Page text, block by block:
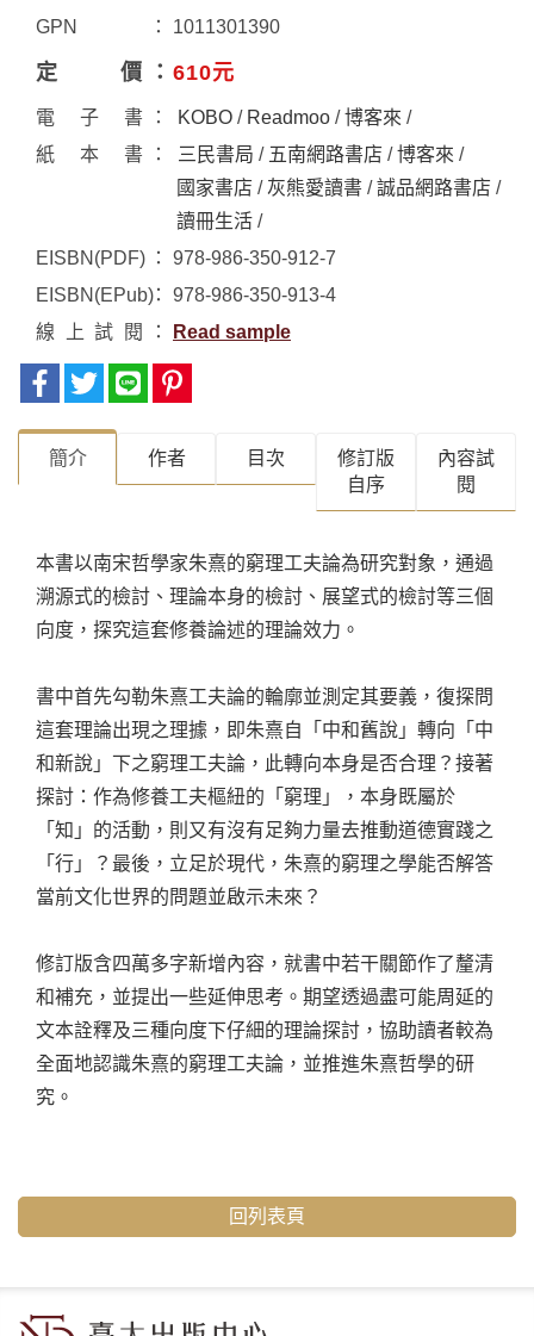
GPN
1011301390
定價 610元
電子書 KOBO / Readmoo /博客來 /
紙本書
三民書局 / 五南網路書店 /博客來 /
國家書店 / 灰熊愛讀書 /誠品網路書店 /
讀冊生活 /
EISBN(PDF)
978-986-350-912-7
EISBN(EPub)
978-986-350-913-4
線上試閱
Read sample
簡介 作者 目次
修訂版
自序
內容試
閱
本書以南宋哲學家朱熹的窮理工夫論為研究對象，通過
溯源式的檢討、理論本身的檢討、展望式的檢討等三個
向度，探究這套修養論述的理論效力。
書中首先勾勒朱熹工夫論的輪廓並測定其要義，復探問
這套理論出現之理據，即朱熹自「中和舊說」轉向「中
和新說」下之窮理工夫論，此轉向本身是否合理？接著
探討：作為修養工夫樞紐的「窮理」，本身既屬於
「知」的活動，則又有沒有足夠力量去推動道德實踐之
「行」？最後，立足於現代，朱熹的窮理之學能否解答
當前文化世界的問題並啟示未來？
修訂版含四萬多字新增內容，就書中若干關節作了釐清
和補充，並提出一些延伸思考。期望透過盡可能周延的
文本詮釋及三種向度下仔細的理論探討，協助讀者較為
全面地認識朱熹的窮理工夫論，並推進朱熹哲學的研
究。
回列表頁